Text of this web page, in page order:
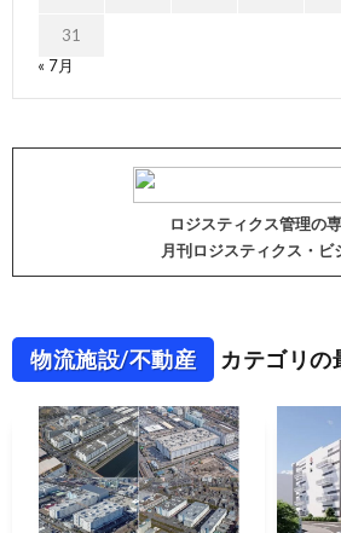
31
« 7月
ロジスティクス管理の
月刊ロジスティクス・ビ
物流施設/不動産 カテゴリの